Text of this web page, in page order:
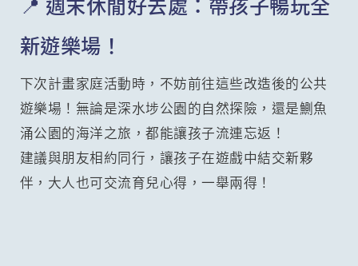
新遊樂場！
下次計畫家庭活動時，不妨前往這些改造後的公共
遊樂場！無論是深水埗公園的自然探險，還是鰂魚
涌公園的海洋之旅，都能讓孩子流連忘返！
建議與朋友相約同行，讓孩子在遊戲中結交新夥
伴，大人也可交流育兒心得，一舉兩得！